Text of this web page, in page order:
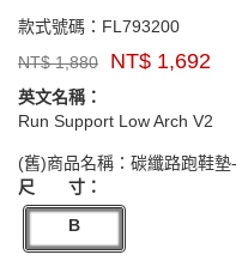
款式號碼： FL793200
牌：
SUPERfeet
NT$1,880 NT$ 1,692
英文名稱：
Run Support Low Arch V2
(舊)商品名稱：碳纖路跑鞋墊
尺 寸：
B